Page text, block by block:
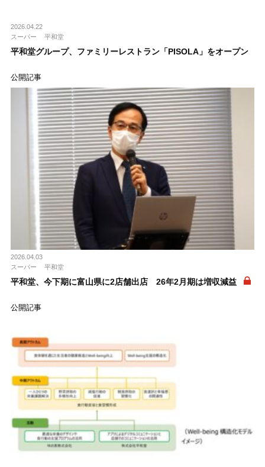
2026.04.22
スーパー
平和堂
平和堂グループ、ファミリーレストラン「PISOLA」をオープン
公開記事
2026.04.03
スーパー
平和堂
平和堂、今下期に富山県に2店舗出店 26年2月期は増収減益
公開記事